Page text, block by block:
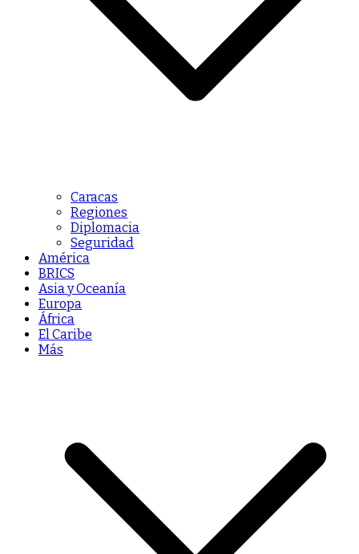
Caracas
Regiones
Diplomacia
Seguridad
América
BRICS
Asia y Oceanía
Europa
África
El Caribe
Más